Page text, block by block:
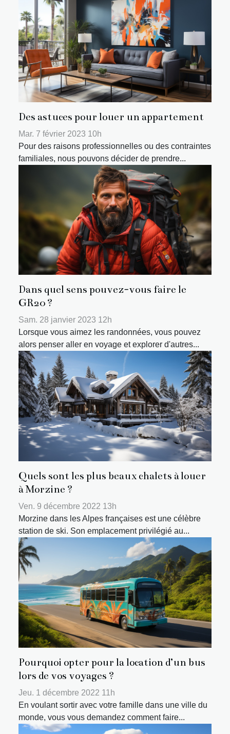
Des astuces pour louer un appartement
Mar. 7 février 2023 10h
Pour des raisons professionnelles ou des contraintes
familiales, nous pouvons décider de prendre...
Dans quel sens pouvez-vous faire le
GR20 ?
Sam. 28 janvier 2023 12h
Lorsque vous aimez les randonnées, vous pouvez
alors penser aller en voyage et explorer d'autres...
Quels sont les plus beaux chalets à louer
à Morzine ?
Ven. 9 décembre 2022 13h
Morzine dans les Alpes françaises est une célèbre
station de ski. Son emplacement privilégié au...
Pourquoi opter pour la location d’un bus
lors de vos voyages ?
Jeu. 1 décembre 2022 11h
En voulant sortir avec votre famille dans une ville du
monde, vous vous demandez comment faire...